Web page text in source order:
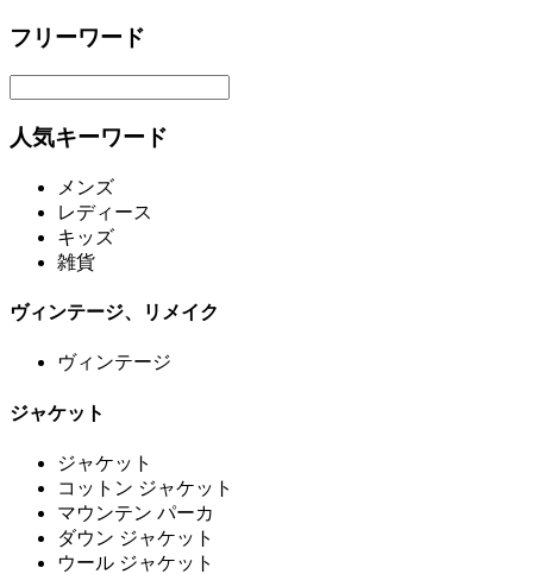
フリーワード
人気キーワード
メンズ
レディース
キッズ
雑貨
ヴィンテージ、リメイク
ヴィンテージ
ジャケット
ジャケット
コットン ジャケット
マウンテン パーカ
ダウン ジャケット
ウール ジャケット